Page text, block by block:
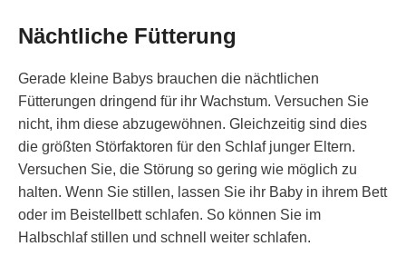
Nächtliche Fütterung
Gerade kleine Babys brauchen die nächtlichen
Fütterungen dringend für ihr Wachstum. Versuchen Sie
nicht, ihm diese abzugewöhnen. Gleichzeitig sind dies
die größten Störfaktoren für den Schlaf junger Eltern.
Versuchen Sie, die Störung so gering wie möglich zu
halten. Wenn Sie stillen, lassen Sie ihr Baby in ihrem Bett
oder im Beistellbett schlafen. So können Sie im
Halbschlaf stillen und schnell weiter schlafen.